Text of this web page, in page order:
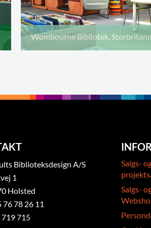
Wombourne Bibliotek,
Biblioteksdesign A/S
1
Holsted
76 78 26 11
719 715
Salgs-
Salgs-